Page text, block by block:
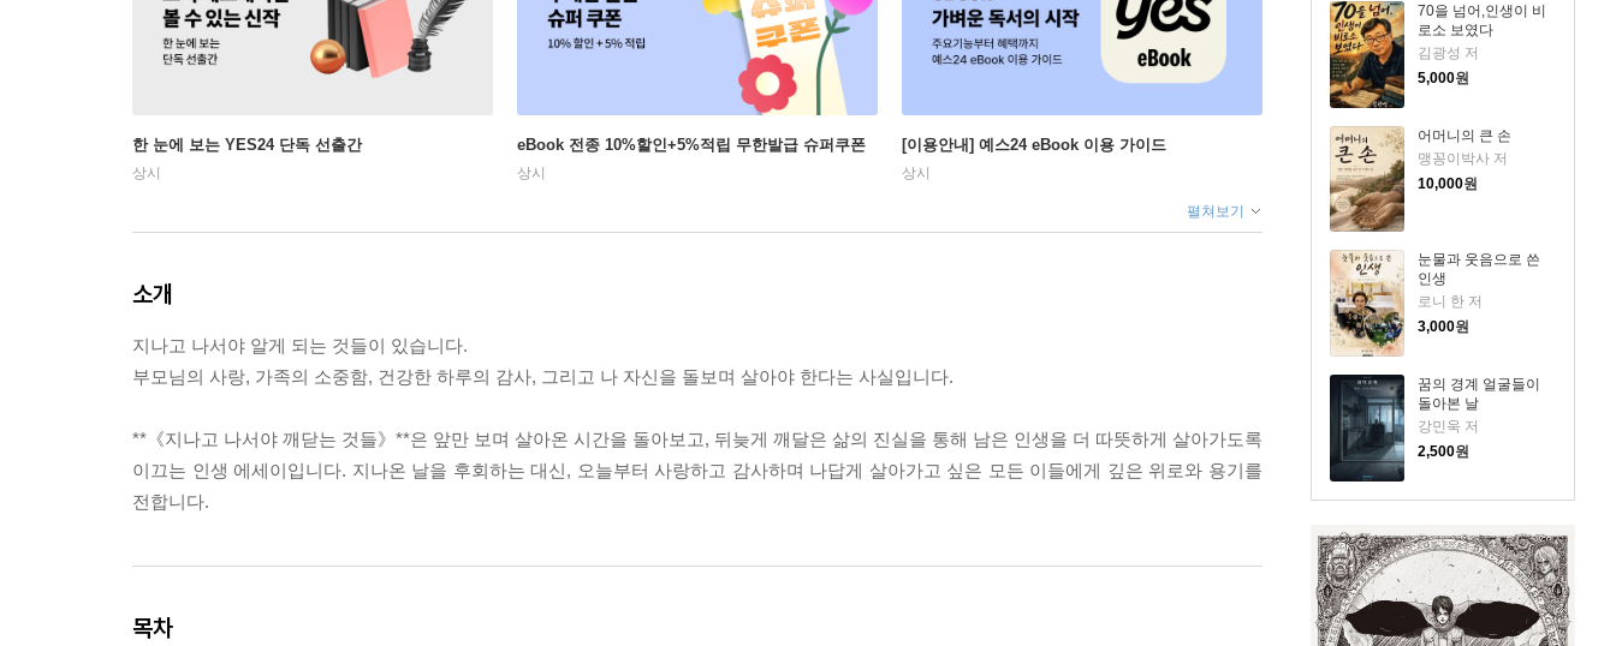
70을 넘어,인생이 비
로소 보였다
김광성 저
5,000원
어머니의 큰 손
맹꽁이박사 저
10,000원
눈물과 웃음으로 쓴
인생
로니 한 저
3,000원
꿈의 경계 얼굴들이
돌아본 날
강민욱 저
2,500원
한 눈에 보는 YES24 단독 선출간
상시
eBook 전종 10%할인+5%적립 무한발급 슈퍼쿠폰
상시
[이용안내] 예스24 eBook 이용 가이드
상시
펼쳐보기
소개
지나고 나서야 알게 되는 것들이 있습니다.
부모님의 사랑, 가족의 소중함, 건강한 하루의 감사, 그리고 나 자신을 돌보며 살아야 한다는 사실입니다.
**《지나고 나서야 깨닫는 것들》**은 앞만 보며 살아온 시간을 돌아보고, 뒤늦게 깨달은 삶의 진실을 통해 남은 인생을 더 따뜻하게 살아가도록
이끄는 인생 에세이입니다. 지나온 날을 후회하는 대신, 오늘부터 사랑하고 감사하며 나답게 살아가고 싶은 모든 이들에게 깊은 위로와 용기를
전합니다.
목차